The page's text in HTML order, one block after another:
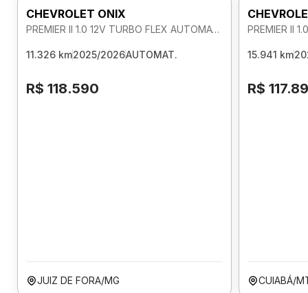
CHEVROLET ONIX
PREMIER II 1.0 12V TURBO FLEX AUTOMATICO
11.326 km2025/2026AUTOMAT.
R$ 118.590
JUIZ DE FORA/MG
15.941 km
R$
CUIABÁ/